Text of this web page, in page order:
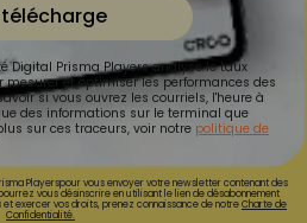
Digital Prisma Players analyse le taux
mesurer et optimiser les performances des
si vous ouvrez les courriels, l'heure à
des informations sur le terminal que
sur ces traceurs, voir notre politique de
Playerspour vous envoyer votre newsletter contenant des
vous désinscrire en utilisant le lien de désabonnement
exercer vos droits, prenez connaissance de notreCharte de
Confidentialité.